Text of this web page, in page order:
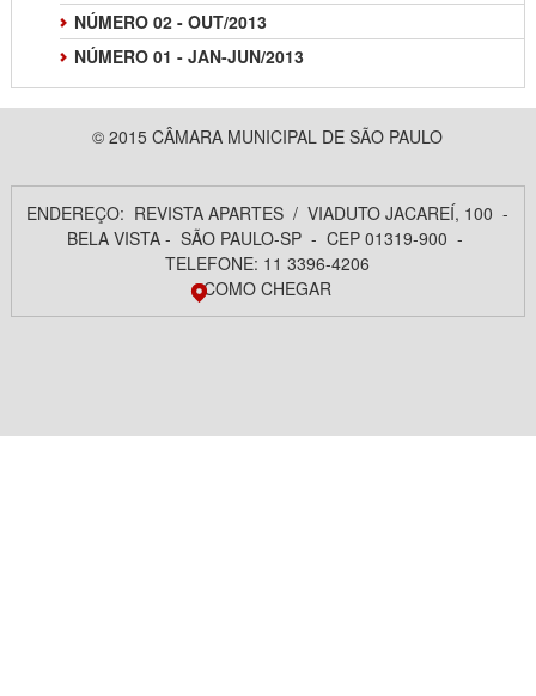
NÚMERO 02 - OUT/2013
NÚMERO 01 - JAN-JUN/2013
© 2015 CÂMARA MUNICIPAL DE SÃO PAULO
ENDEREÇO: REVISTA APARTES / VIADUTO JACAREÍ, 100 -
BELA VISTA - SÃO PAULO-SP - CEP 01319-900 -
TELEFONE: 11 3396-4206
COMO CHEGAR